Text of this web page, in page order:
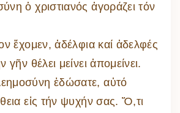
ὁ χριστιανός ἀγοράζει τόν
ἔχομεν, ἀδέλφια καί ἀδελφές
θέλει μείνει ἀπομείνει.
ἐδώσατε, αὐτό
εἰς τήν ψυχήν σας. Ὅ,τι